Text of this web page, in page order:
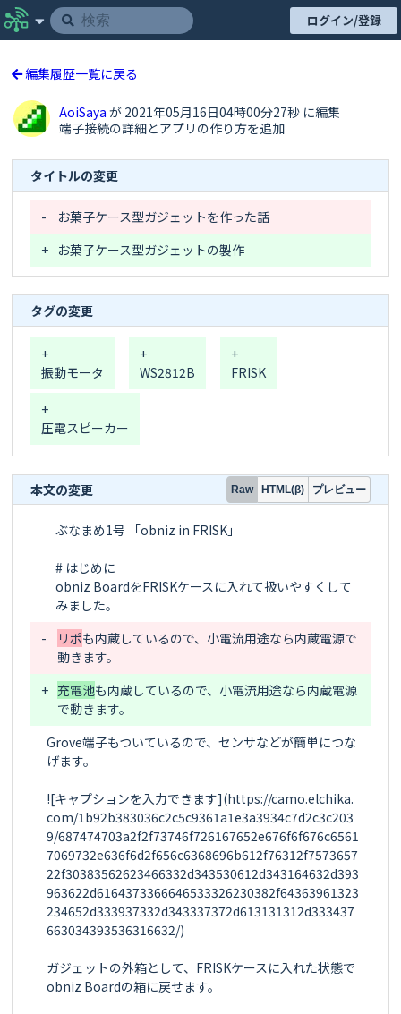
ログイン/登録
編集履歴一覧に戻る
AoiSayaが 2021年05月16日04時00分27秒 に編集
端子接続の詳細とアプリの作り方を追加
タイトルの変更
-
お菓子ケース型ガジェットを作った話
+ お菓子ケース型ガジェットの製作
タグの変更
+
振動モータ
+
WS2812B
+
FRISK
+
圧電スピーカー
本文の変更 Raw HTML(β) プレビュー
ぶなまめ1号 「obniz in FRISK」
# はじめに
obniz BoardをFRISKケースに入れて扱いやすくして
-
リポも内蔵しているので、小電流用途なら内蔵電源で
+ 充電池も内蔵しているので、小電流用途なら内蔵電源
Grove端子もついているので、センサなどが簡単につな
げます。
![キャプションを入力できます](https://camo.elchika.
com/1b92b383036c2c5c9361a1e3a3934c7d2c3c203
9/687474703a2f2f73746f726167652e676f6f676c6561
7069732e636f6d2f656c6368696b612f76312f7573657
22f30383562623466332d343530612d343164632d393
963622d6164373366646533326230382f64363961323
234652d333937332d343337372d613131312d333437
663034393536316632/)
ガジェットの外箱として、FRISKケースに入れた状態で
obniz Boardの箱に戻せます。